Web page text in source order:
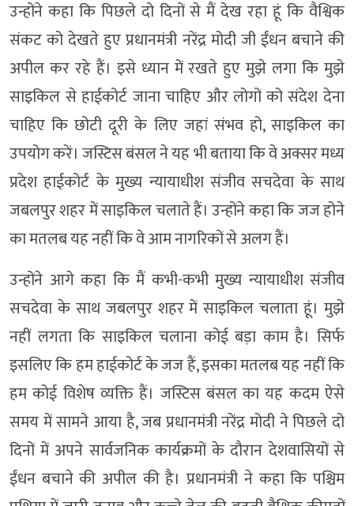
उन्होंने कहा कि पिछले दो दिनों से मैं देख रहा हूं कि वैश्विक
संकट को देखते हुए प्रधानमंत्री नरेंद्र मोदी जी ईंधन बचाने की
अपील कर रहे हैं। इसे ध्यान में रखते हुए मुझे लगा कि मुझे
साइकिल से हाईकोर्ट जाना चाहिए और लोगों को संदेश देना
चाहिए कि छोटी दूरी के लिए जहां संभव हो, साइकिल का
उपयोग करें। जस्टिस बंसल ने यह भी बताया कि वे अक्सर मध्य
प्रदेश हाईकोर्ट के मुख्य न्यायाधीश संजीव सचदेवा के साथ
जबलपुर शहर में साइकिल चलाते हैं। उन्होंने कहा कि जज होने
का मतलब यह नहीं कि वे आम नागरिकों से अलग हैं।
उन्होंने आगे कहा कि मैं कभी-कभी मुख्य न्यायाधीश संजीव
सचदेवा के साथ जबलपुर शहर में साइकिल चलाता हूं। मुझे
नहीं लगता कि साइकिल चलाना कोई बड़ा काम है। सिर्फ
इसलिए कि हम हाईकोर्ट के जज हैं, इसका मतलब यह नहीं कि
हम कोई विशेष व्यक्ति हैं। जस्टिस बंसल का यह कदम ऐसे
समय में सामने आया है, जब प्रधानमंत्री नरेंद्र मोदी ने पिछले दो
दिनों में अपने सार्वजनिक कार्यक्रमों के दौरान देशवासियों से
ईंधन बचाने की अपील की है। प्रधानमंत्री ने कहा कि पश्चिम